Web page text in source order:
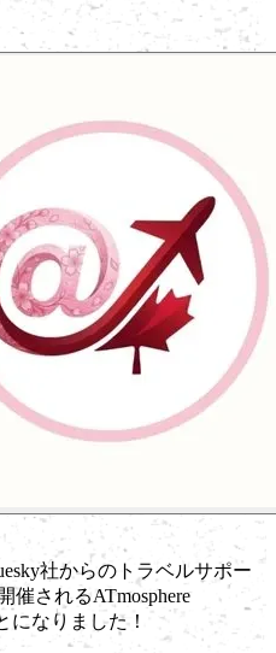
社からのトラベルサポー
催されるATmosphere
になりました！